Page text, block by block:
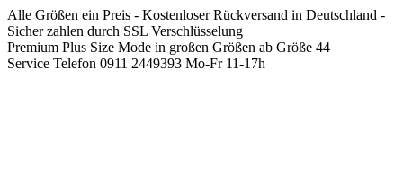
Springen
Sie
zum
Inhalt
Alle Größen ein Preis - Kostenloser Rückversand in Deutschland -
Sicher zahlen durch SSL Verschlüsselung
Premium Plus Size Mode in großen Größen ab Größe 44
Service Telefon 0911 2449393 Mo-Fr 11-17h